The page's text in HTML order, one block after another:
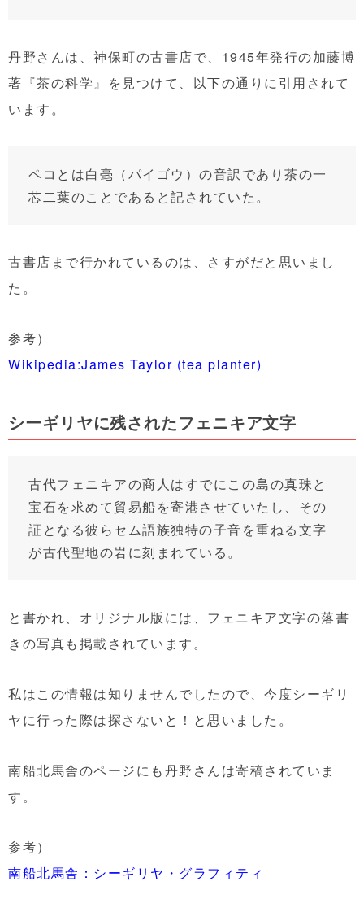
丹野さんは、神保町の古書店で、1945年発行の加藤博
著『茶の科学』を見つけて、以下の通りに引用されて
います。
ペコとは白毫（パイゴウ）の音訳であり茶の一
芯二葉のことであると記されていた。
古書店まで行かれているのは、さすがだと思いまし
た。
参考）
Wikipedia:James Taylor (tea planter)
シーギリヤに残されたフェニキア文字
古代フェニキアの商人はすでにこの島の真珠と
宝石を求めて貿易船を寄港させていたし、その
証となる彼らセム語族独特の子音を重ねる文字
が古代聖地の岩に刻まれている。
と書かれ、オリジナル版には、フェニキア文字の落書
きの写真も掲載されています。
私はこの情報は知りませんでしたので、今度シーギリ
ヤに行った際は探さないと！と思いました。
南船北馬舎のページにも丹野さんは寄稿されていま
す。
参考）
南船北馬舎：シーギリヤ・グラフィティ